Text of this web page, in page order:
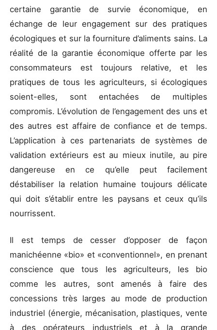
certaine garantie de survie économique, en
échange de leur engagement sur des pratiques
écologiques et sur la fourniture d’aliments sains. La
réalité de la garantie économique offerte par les
consommateurs est toujours relative, et les
pratiques de tous les agriculteurs, si écologiques
soient-elles, sont entachées de multiples
compromis. L’évolution de l’engagement des uns et
des autres est affaire de confiance et de temps.
L’application à ces partenariats de systèmes de
validation extérieurs est au mieux inutile, au pire
dangereuse en ce qu’elle peut facilement
déstabiliser la relation humaine toujours délicate
qui doit s’établir entre les paysans et ceux qu’ils
nourrissent.
Il est temps de cesser d’opposer de façon
manichéenne «bio» et «conventionnel», en prenant
conscience que tous les agriculteurs, les bio
comme les autres, sont amenés à faire des
concessions très larges au mode de production
industriel (énergie, mécanisation, plastiques, vente
à des opérateurs industriels et à la grande